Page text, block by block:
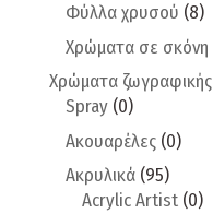
Φύλλα χρυσού (8)
Χρώματα σε σκόνη
Χρώματα ζωγραφικής
Spray (0)
Ακουαρέλες (0)
Ακρυλικά (95)
Acrylic Artist (0)